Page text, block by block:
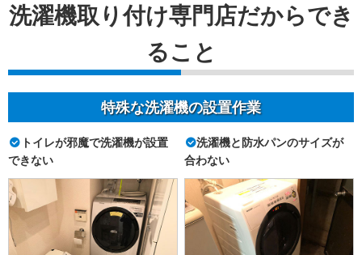
洗濯機取り付け専門店だからでき
ること
特殊な洗濯機の設置作業
トイレが邪魔で洗濯機が設置
できない
洗濯機と防水パンのサイズが
合わない